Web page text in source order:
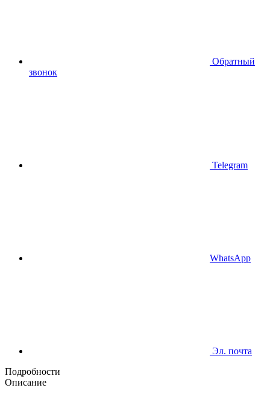
Обратный
звонок
Telegram
WhatsApp
Эл. почта
Подробности
Описание